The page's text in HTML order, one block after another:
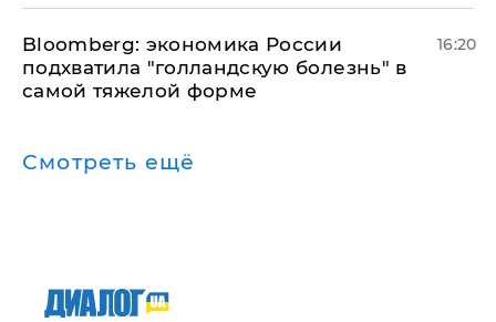
Bloomberg: экономика России
подхватила "голландскую болезнь" в
самой тяжелой форме
16:20
Смотреть ещё